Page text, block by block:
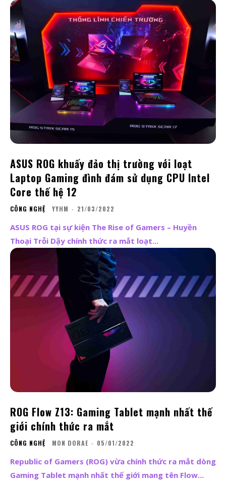
ASUS ROG khuấy đảo thị trường với loạt
Laptop Gaming đình đám sử dụng CPU Intel
Core thế hệ 12
CÔNG NGHỆ YYHM - 21/03/2022
ASUS ROG tại sự kiện The Rise of Gamers – Huyền
Thoại Trỗi Dậy chính thức ra mắt loạt...
ROG Flow Z13: Gaming Tablet mạnh nhất thế
giới chính thức ra mắt
CÔNG NGHỆ MON DORAE - 05/01/2022
Republic of Gamers (ROG) vừa chính thức ra mắt dòng
Gaming Tablet mạnh nhất thế giới mang tên Flow...